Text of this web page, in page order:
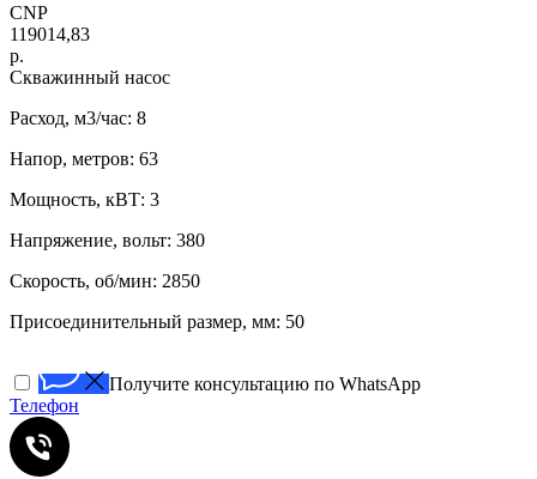
CNP
119014,83
р.
Скважинный насос
Расход, м3/час: 8
Напор, метров: 63
Мощность, кВТ: 3
Напряжение, вольт: 380
Скорость, об/мин: 2850
Присоединительный размер, мм: 50
Получите консультацию по WhatsApp
Телефон